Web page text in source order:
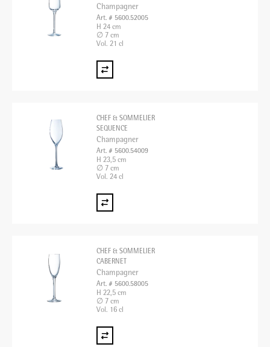
Champagner
Art. # 5600.52005
H 24 cm
∅ 7 cm
Vol. 21 cl
CHEF & SOMMELIER
SEQUENCE
Champagner
Art. # 5600.54009
H 23,5 cm
∅ 7 cm
Vol. 24 cl
CHEF & SOMMELIER
CABERNET
Champagner
Art. # 5600.58005
H 22,5 cm
∅ 7 cm
Vol. 16 cl